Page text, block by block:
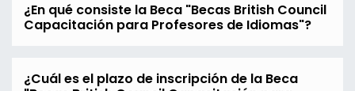
¿En qué consiste la Beca "Becas British Council
Capacitación para Profesores de Idiomas"?
¿Cuál es el plazo de inscripción de la Beca